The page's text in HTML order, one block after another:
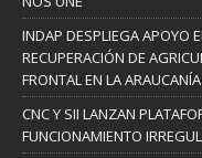
INDAP DESPLIEGA APOYO
RECUPERACIÓN DE
FRONTAL EN LA ARAUCANÍA
CNC Y SII LANZAN
FUNCIONAMIENTO